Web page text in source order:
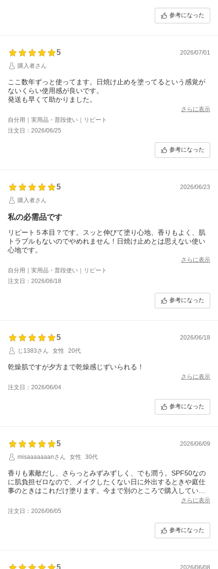
参考になった
5
2026/07/01
購入者さん
ここ数年ずっと使ってます。日焼け止めを塗ってるという感覚が
ないくらい使用感が良いです。
発送も早くて助かりました。
さらに表示
自分用｜実用品・普段使い｜リピート
注文日：2026/06/25
参考になった
5
2026/06/23
購入者さん
私の必需品です
リピート５本目？です。スッと伸びて塗り心地、香りもよく、肌
トラブルもないのでやめれません！日焼け止めとは思えない使い
さらに表示
自分用｜実用品・普段使い｜リピート
注文日：2026/06/18
参考になった
5
2026/06/18
じ1383さん
女性 20代
乾燥肌ですが夕方まで乾燥感じずいられる！
さらに表示
注文日：2026/06/04
参考になった
5
2026/06/09
misaaaaaaanさん
女性 30代
香りも素敵だし、さらっとみずみずしく、でも潤う。SPF50なの
に肌負担ゼロなので、メイクしたくない日に外出するときや庭仕
事のときはこれだけ塗ります。今まで別のところで購入していま
したが、楽天に公式ショップがあったんですね！これからこちら
で購入します。
さらに表示
注文日：2026/06/05
参考になった
5 2026/06/08